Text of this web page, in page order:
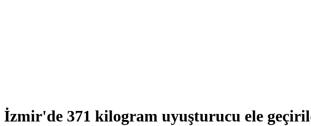
İzmir'de 371 kilogram uyuşturucu ele